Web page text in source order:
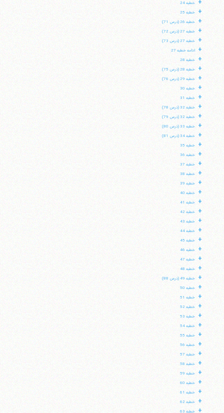
+ خطبه 24
+ خطبه 25
+ خطبه 26 (درس 71)
+ خطبه 27 (درس 72)
+ خطبه 27 (درس 73)
+ ادامه خطبه 27
+ خطبه 28
+ خطبه 28 (درس 75)
+ خطبه 29 (درس 76)
+ خطبه 30
+ خطبه 31
+ خطبه 32 (درس 78)
+ خطبه 32 (درس 79)
+ خطبه 33 (درس 80)
+ خطبه 34 (درس 81)
+ خطبه 35
+ خطبه 36
+ خطبه 37
+ خطبه 38
+ خطبه 39
+ خطبه 40
+ خطبه 41
+ خطبه 42
+ خطبه 43
+ خطبه 44
+ خطبه 45
+ خطبه 46
+ خطبه 47
+ خطبه 48
+ خطبه 49 (درس 88)
+ خطبه 50
+ خطبه 51
+ خطبه 52
+ خطبه 53
+ خطبه 54
+ خطبه 55
+ خطبه 56
+ خطبه 57
+ خطبه 58
+ خطبه 59
+ خطبه 60
+ خطبه 61
+ خطبه 62
+ خطبه 63